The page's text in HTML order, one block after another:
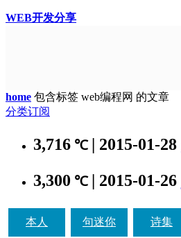
WEB开发分享
home 包含标签 web编程网 的文章
分类订阅
3,716 ℃ | 2015-01-28
3,300 ℃ | 2015-01-26
本人 句迷你 诗集